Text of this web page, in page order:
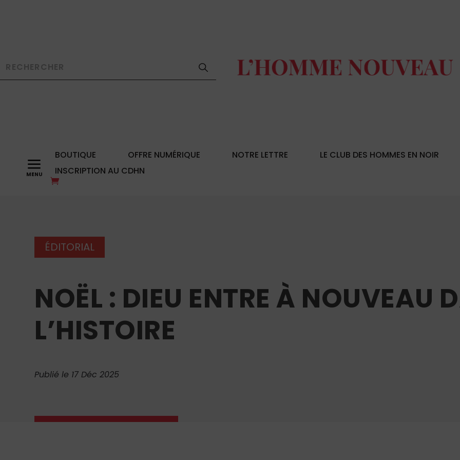
a BOUTIQUE OFFRE NUMÉRIQUE NOTRE LETTRE
LE CLUB DES HOMMES EN NOIR
INSCRIPTION AU CDHN
ÉDITORIAL
NOËL : DIEU ENTRE À NOUVEAU
L’HISTOIRE
Publié le 17 Déc 2025